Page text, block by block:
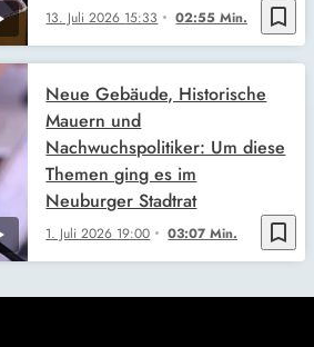
bookmark_border
13. Juli 2026 15:33 02:55 Min.
bookmark_border
1. Juli 2026 19:00 03:07 Min.
Neue Gebäude, Historische
Mauern und
Nachwuchspolitiker: Um diese
Themen ging es im
Neuburger Stadtrat